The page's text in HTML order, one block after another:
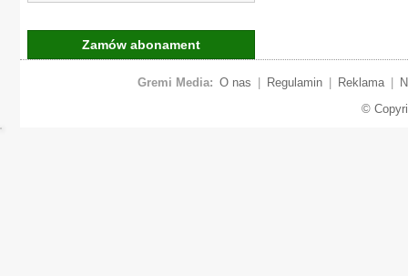
Zamów abonament
Gremi Media: O nas Regulamin Reklama
©